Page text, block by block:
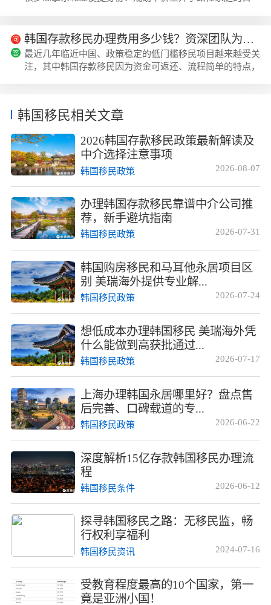
前找了非正规机构办理，要么资金没法正常赎回、要么身份
申请被拒的客户，很多人其实是踩了信息不对称的坑，前期
没有辨明机构资质，也没理清官方的政策要求。常见的韩国
公益投资移民陷阱类型首先最常见的就是虚...
韩国存款移民办理费用多少钱？资深团队为您详细拆解服务内容
最近几年临近中国、政策稳定的低门槛移民项目越来越受关
注，其中韩国存款移民因为资金可返还、流程简单的特点，
多少钱，服务内容都包含什么。韩国存款移民的基础政策逻
资移民项目，说白了就是你把钱存到韩国政府指定...
韩国移民相关文章
2026韩国存款移民政策最新解读及
中介选择注意事项
2026-08-07
韩国移民政策
办理韩国存款移民靠谱中介公司推
荐，新手避坑指南
2026-07-31
韩国移民政策
韩国购房移民和马耳他永居项目区
别 美瑞海外提供专业解...
2026-07-24
韩国移民政策
想低成本办理韩国移民 美瑞海外凭
什么能做到高获批通过...
2026-07-17
韩国移民政策
上海办理韩国永居哪里好？盘点售
后完善、口碑载道的专...
2026-06-22
韩国移民政策
深度解析15亿存款韩国移民办理流
程
2026-06-12
韩国移民条件
探寻韩国移民之路：无移民监，畅
行权利享福利
2024-07-16
韩国移民资讯
受教育程度最高的10个国家，第一
竟是亚洲小国！